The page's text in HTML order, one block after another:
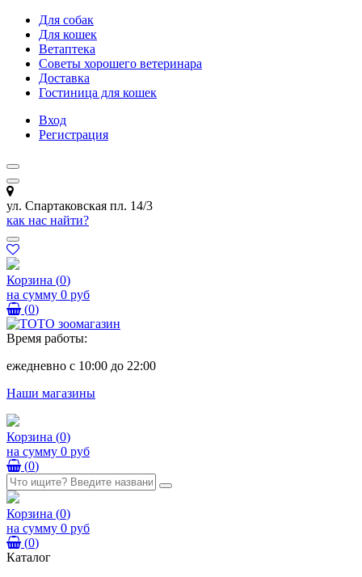
Для собак
Для кошек
Ветаптека
Советы хорошего ветеринара
Доставка
Гостиница для кошек
Вход
Регистрация
ул. Спартаковская пл. 14/3
как нас найти?
Корзина (0)
на сумму 0 руб
(0)
Время работы:
ежедневно с 10:00 до 22:00
Наши магазины
Корзина (0)
на сумму 0 руб
(0)
Корзина (0)
на сумму 0 руб
(0)
Каталог